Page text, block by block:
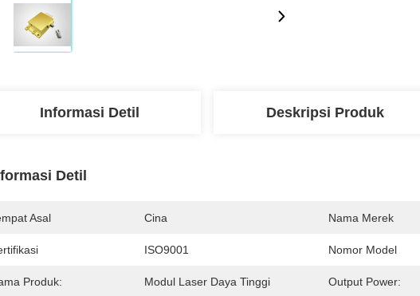
Informasi Detil Deskripsi Produk
Detil
Asal Cina Nama Merek
ISO9001 Nomor Model
Produk: Modul Laser Daya Tinggi Output Power: